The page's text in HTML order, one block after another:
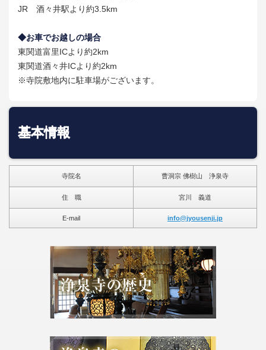
JR 酒々井駅より約3.5km
◆お車でお越しの場合
東関道富里ICより約2km
東関道酒々井ICより約2km
※寺院敷地内に駐車場がございます。
基本情報
寺院名 曹洞宗 佛樹山 浄泉寺
住 職 宮川 義道
E-mail info@jyousenji.jp